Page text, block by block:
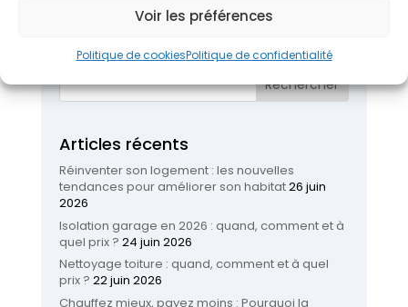
Voir les préférences
Politique de cookiesPolitique de confidentialité
ITI ou ITE, que choisir ?
Articles récents
Réinventer son logement : les nouvelles
tendances pour améliorer son habitat26 juin
2026
Isolation garage en 2026 : quand, comment et à
quel prix ? 24 juin 2026
Nettoyage toiture : quand, comment et à quel
prix ? 22 juin 2026
Chauffez mieux, payez moins : Pourquoi la